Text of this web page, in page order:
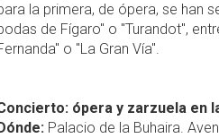
la primera, de ópera, se han
de Fígaro" o "Turandot",
o "La Gran Vía".
ópera y zarzuela en
Palacio de la Buhaira.